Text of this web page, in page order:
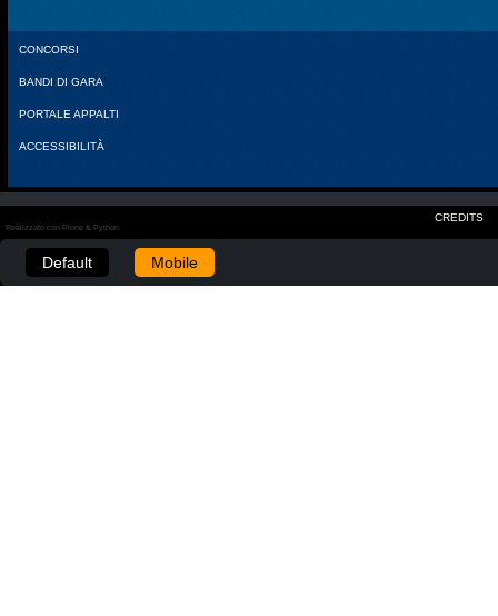
CONCORSI
BANDI DI GARA
PORTALE APPALTI
ACCESSIBILITÀ
CREDITS
Realizzato con Plone & Python
Default Mobile